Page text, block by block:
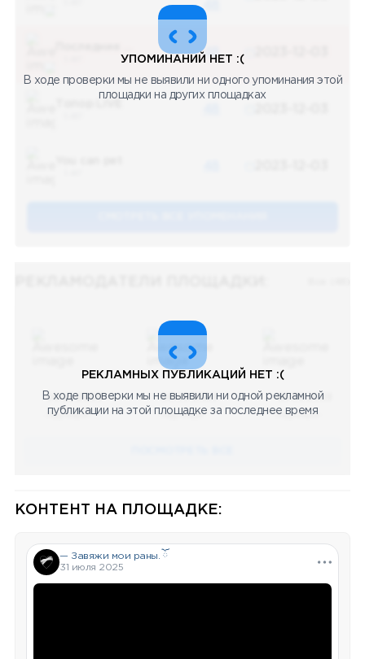
48
48
УПОМИНАНИЙ НЕТ :(
В ходе проверки мы не выявили ни одного упоминания этой
площадки на других площадках
08.05.2023
Научный
08.05.2023
Научный
08.05.2023
Научный
РЕКЛАМНЫХ ПУБЛИКАЦИЙ НЕТ :(
В ходе проверки мы не выявили ни одной рекламной
публикации на этой площадке за последнее время
КОНТЕНТ НА ПЛОЩАДКЕ:
— Завяжи мои раны. ོ
31 июля 2025